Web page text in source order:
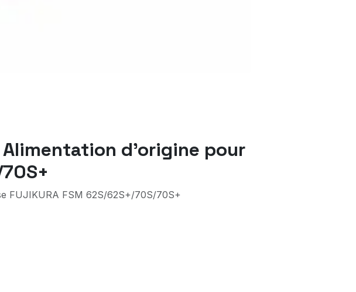
Alimentation d'origine pour
FUJIKURA FSM 62S/62S+/70S/70S+